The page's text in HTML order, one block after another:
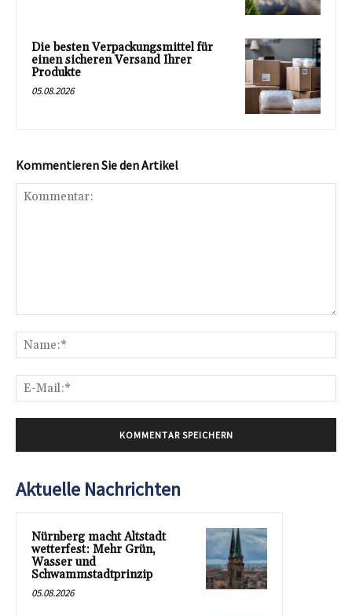
Die besten Verpackungsmittel für
einen sicheren Versand Ihrer
Produkte
05.08.2026
Kommentieren Sie den Artikel
Aktuelle Nachrichten
Nürnberg macht Altstadt
wetterfest: Mehr Grün,
Wasser und
Schwammstadtprinzip
05.08.2026